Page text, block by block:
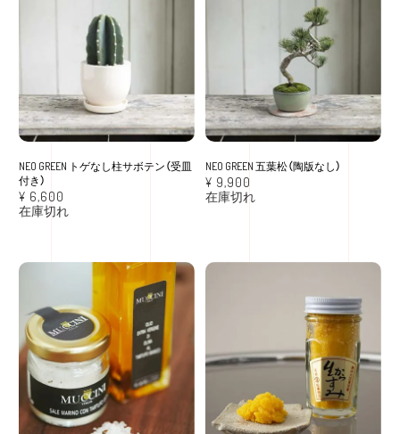
NEO GREEN トゲなし柱サボテン（受皿
付き）
¥ 6,600
在庫切れ
NEO GREEN 五葉松（陶版なし）
¥ 9,900
在庫切れ